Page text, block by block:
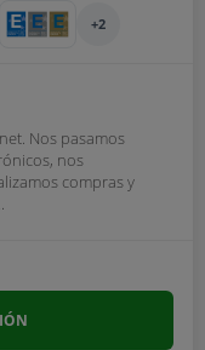
+2
Nos pasamos
nos
compras y